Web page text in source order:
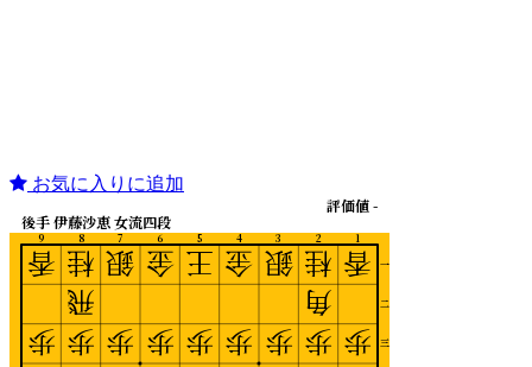
お気に入りに追加
1
2
3
4
5
6
7
8
9
一
二
三
後手 伊藤沙恵 女流四段
評価値 -
香
歩
桂
角
歩
銀
歩
金
歩
王
歩
金
歩
銀
歩
桂
飛
歩
香
歩